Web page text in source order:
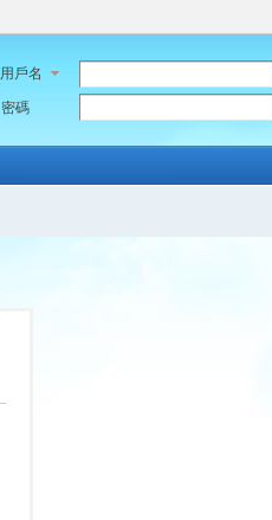
用戶名
密碼